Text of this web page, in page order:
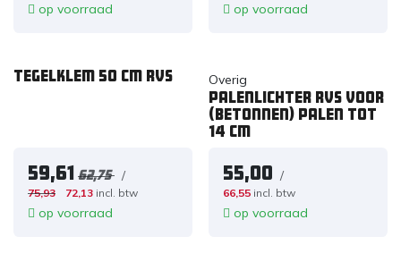
op voorraad op voorraad
Tegelklem 50 cm RVS
59,61 62,75 /
75,93 72,13 incl. btw
op voorraad
Overig
Palenlichter RVS voor
(betonnen) palen tot
14 cm
55,00 /
66,55 incl. btw
op voorraad